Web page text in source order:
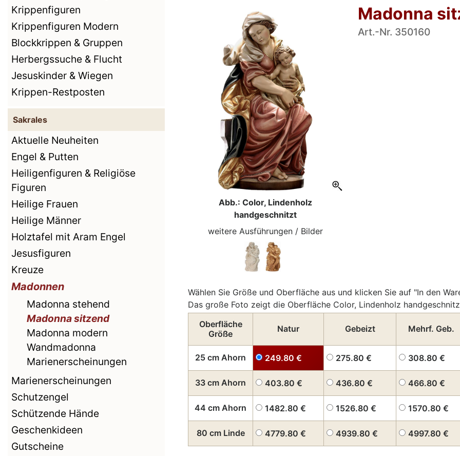
Krippenfiguren
Krippenfiguren Modern
Blockkrippen & Gruppen
Herbergssuche & Flucht
Jesuskinder & Wiegen
Krippen-Restposten
Sakrales
Aktuelle Neuheiten
Engel & Putten
Heiligenfiguren & Religiöse
Figuren
Heilige Frauen
Heilige Männer
Holztafel mit Aram Engel
Jesusfiguren
Kreuze
Madonnen
Madonna stehend
Madonna sitzend
Madonna modern
Wandmadonna
Marienerscheinungen
Marienerscheinungen
Schutzengel
Schützende Hände
Geschenkideen
Gutscheine
Abb.: Color, Lindenholz
handgeschnitzt
weitere Ausführungen / Bilder
Madonna
Art.-Nr. 350160
Wählen Sie Größe und Oberfläche aus und klicken Sie auf "In den
Das große Foto zeigt die Oberfläche Color, Lindenholz
Oberfläche
Größe
Natur Gebeizt Mehrf. Geb.
25 cm Ahorn 249.80 € 275.80 € 308.80 €
33 cm Ahorn 403.80 € 436.80 € 466.80 €
44 cm Ahorn 1482.80 € 1526.80 € 1570.80 €
80 cm Linde 4779.80 € 4939.80 € 4997.80 €